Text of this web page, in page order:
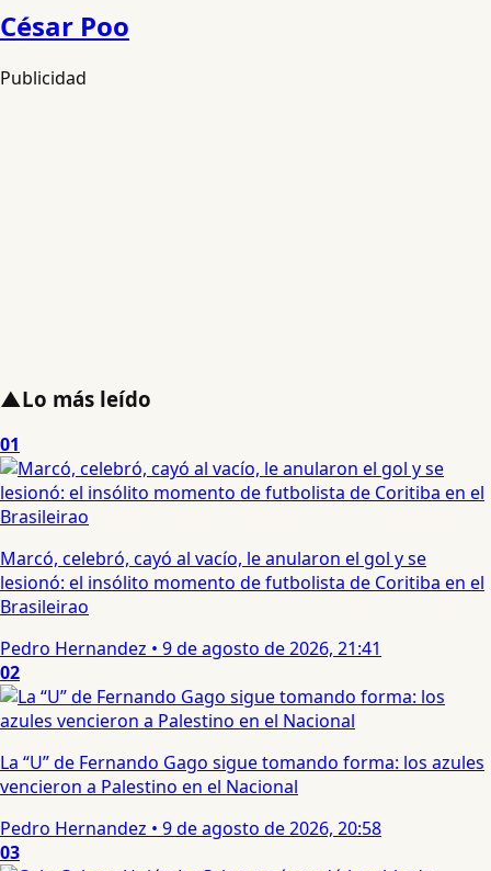
César Poo
Publicidad
▲Lo más leído
01
Marcó, celebró, cayó al vacío, le anularon el gol y se
lesionó: el insólito momento de futbolista de Coritiba en el
Brasileirao
Pedro Hernandez • 9 de agosto de 2026, 21:41
02
La “U” de Fernando Gago sigue tomando forma: los azules
vencieron a Palestino en el Nacional
Pedro Hernandez • 9 de agosto de 2026, 20:58
03